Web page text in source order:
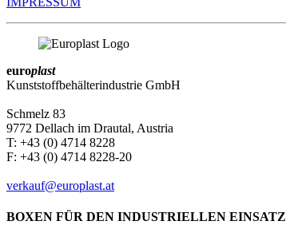
europlast
Kunststoffbehälterindustrie GmbH
Schmelz 83
9772 Dellach im Drautal, Austria
T: +43 (0) 4714 8228
F: +43 (0) 4714 8228-20
verkauf@europlast.at
BOXEN FÜR DEN INDUSTRIELLEN EINSATZ